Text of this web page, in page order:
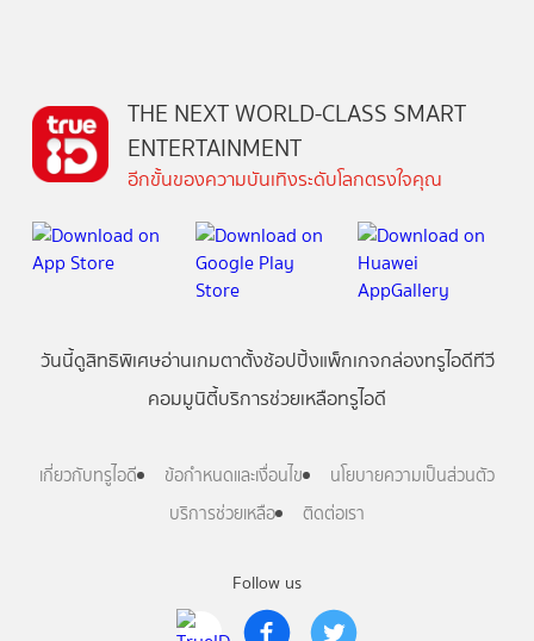
Follow us
THE NEXT WORLD-CLASS SMART
ENTERTAINMENT
อีกขั้นของความบันเทิงระดับโลกตรงใจคุณ
วันนี้ดูสิทธิพิเศษอ่านเกมตาตั้งช้อปปิ้งแพ็กเกจกล่องทรูไอดีทีวี
คอมมูนิตี้บริการช่วยเหลือทรูไอดี
เกี่ยวกับทรูไอดี ข้อกำหนดและเงื่อนไข
นโยบายความเป็นส่วนตัว
บริการช่วยเหลือ
ติดต่อเรา